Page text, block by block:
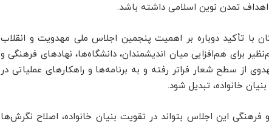
تمدن نوین اسلامی داشته باشد.
با تأکید دوباره بر اهمیت پنجمین اجلاس ملی مهدویت و انقلاب
برای هم‌افزایی میان اندیشمندان، دانشگاه‌ها، نهادهای فرهنگی و
از سطح شعار فراتر رفته و به برنامه‌ها و راهکارهای عملیاتی در
خانواده، تبدیل شود.
فرهنگی این اجلاس بتواند در تقویت بنیان خانواده، اصلاح نگرش‌ها